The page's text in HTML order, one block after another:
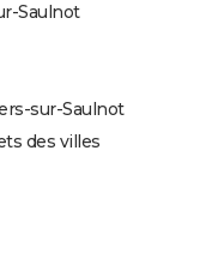
Saulnot
sur-Saulnot
des villes